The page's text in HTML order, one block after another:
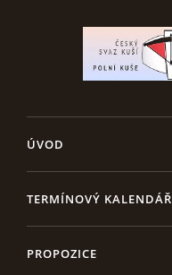
ÚVOD
TERMÍNOVÝ KALENDÁŘ
PROPOZICE